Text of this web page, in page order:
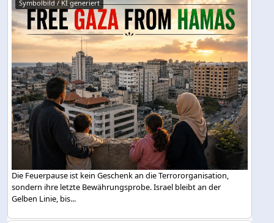
Symbolbild / KI generiert
Die Feuerpause ist kein Geschenk an die Terrororganisation,
sondern ihre letzte Bewährungsprobe. Israel bleibt an der
Gelben Linie, bis...